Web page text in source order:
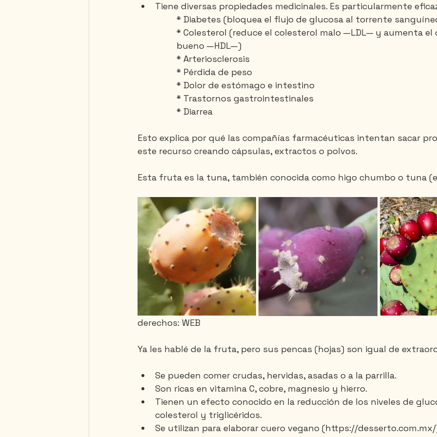
Tiene diversas propiedades medicinales. Es particularmente
* Diabetes (bloquea el flujo de glucosa al torrente
* Colesterol (reduce el colesterol malo —LDL— y aumenta el
bueno —HDL—)
* Arteriosclerosis
* Pérdida de peso
* Dolor de estómago e intestino
* Trastornos gastrointestinales
* Diarrea
Esto explica por qué las compañías farmacéuticas intentan sacar
este recurso creando cápsulas, extractos o polvos.
Esta fruta es la tuna, también conocida como higo chumbo o tuna
derechos: WEB
Ya les hablé de la fruta, pero sus pencas (hojas) son igual de
Se pueden comer crudas, hervidas, asadas o a la parrilla.
Son ricas en vitamina C, cobre, magnesio y hierro.
Tienen un efecto conocido en la reducción de los niveles de
colesterol y triglicéridos.
Se utilizan para elaborar cuero vegano (https://desserto.com.mx/